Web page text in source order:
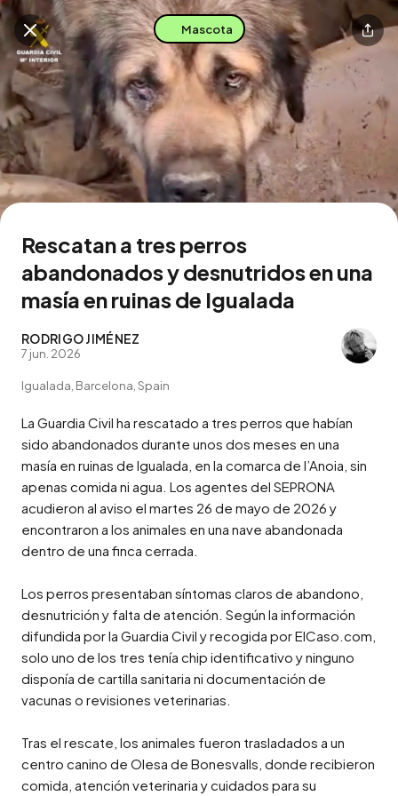
Descarga la app
Buscar en esta zona
Mascota
Rescatan a tres perros
abandonados y desnutridos en una
masía en ruinas de Igualada
RODRIGO JIMÉNEZ
7 jun. 2026
Igualada, Barcelona, Spain
La Guardia Civil ha rescatado a tres perros que habían
sido abandonados durante unos dos meses en una
masía en ruinas de Igualada, en la comarca de l’Anoia, sin
apenas comida ni agua. Los agentes del SEPRONA
acudieron al aviso el martes 26 de mayo de 2026 y
encontraron a los animales en una nave abandonada
dentro de una finca cerrada.
Los perros presentaban síntomas claros de abandono,
desnutrición y falta de atención. Según la información
difundida por la Guardia Civil y recogida por ElCaso.com,
solo uno de los tres tenía chip identificativo y ninguno
disponía de cartilla sanitaria ni documentación de
vacunas o revisiones veterinarias.
Tras el rescate, los animales fueron trasladados a un
centro canino de Olesa de Bonesvalls, donde recibieron
comida, atención veterinaria y cuidados para su